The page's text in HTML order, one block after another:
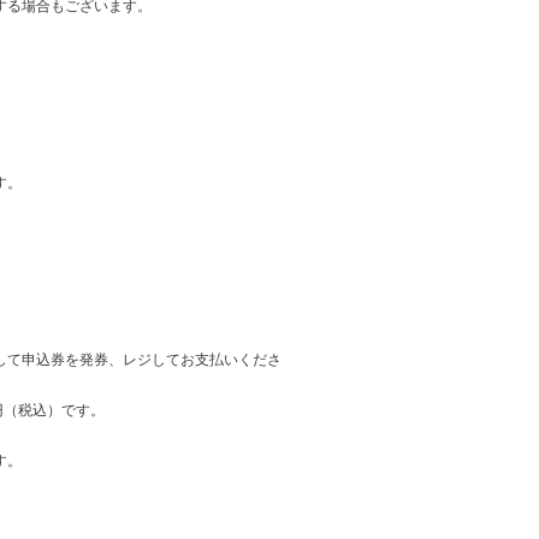
場合もございます。
申込券を発券、レジしてお支払いくださ
税込）です。